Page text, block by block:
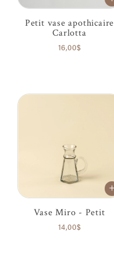
Petit vase apothicaire
Carlotta
16,00$
Vase Miro - Petit
14,00$